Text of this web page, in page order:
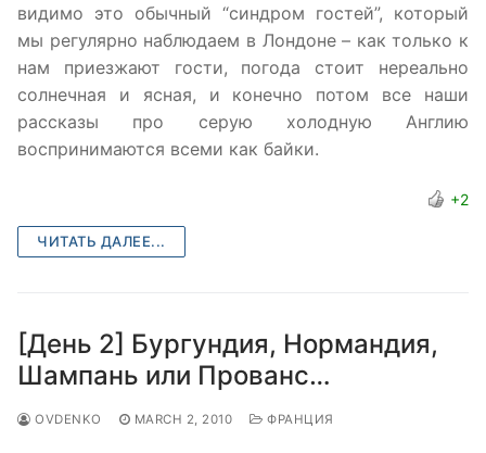
видимо это обычный “синдром гостей”, который
мы регулярно наблюдаем в Лондоне – как только к
нам приезжают гости, погода стоит нереально
солнечная и ясная, и конечно потом все наши
рассказы про серую холодную Англию
воспринимаются всеми как байки.
+2
ЧИТАТЬ ДАЛЕЕ...
[День 2] Бургундия, Нормандия,
Шампань или Прованс…
OVDENKO MARCH 2, 2010 ФРАНЦИЯ